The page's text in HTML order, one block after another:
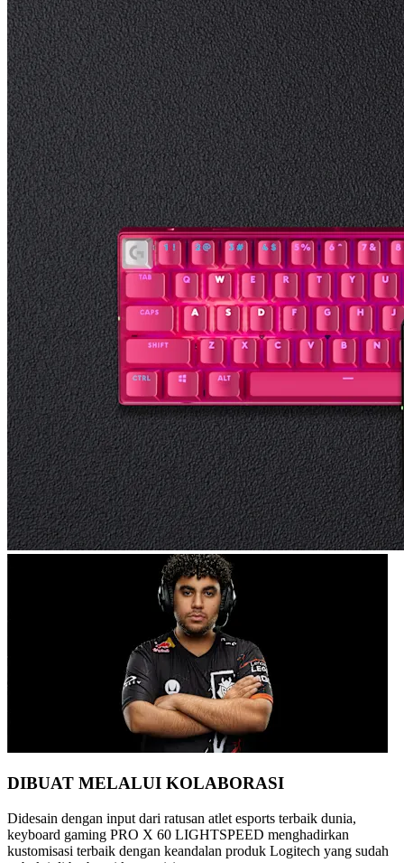
DIBUAT MELALUI KOLABORASI
Didesain dengan input dari ratusan atlet esports terbaik dunia,
keyboard gaming PRO X 60 LIGHTSPEED menghadirkan
kustomisasi terbaik dengan keandalan produk Logitech yang sudah